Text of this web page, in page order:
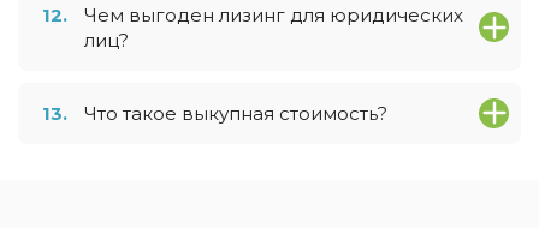
12.
Чем выгоден лизинг для юридических
лиц?
13. Что такое выкупная стоимость?